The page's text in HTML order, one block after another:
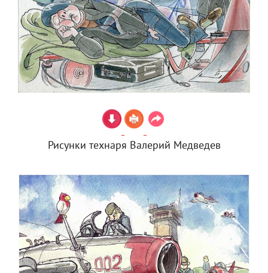
Рисунки технаря Валерий Медведев